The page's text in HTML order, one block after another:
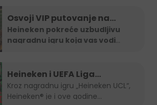
Osvoji VIP putovanje na
Formula 1 utrku uz Heineken
nagradnu igru
Heineken pokreće uzbudljivu
nagradnu igru koja vas vodi
Heineken i UEFA Liga
šampiona nagradili ljubitelje
nogometa u BiH
Kroz nagradnu igru „Heineken UCL“,
Heineken® je i ove godine...